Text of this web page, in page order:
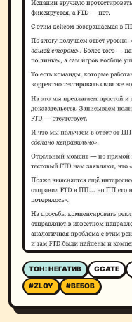
ТОН: НЕГАТИВ GGATE
#ZLOY
#ВЕБОВ